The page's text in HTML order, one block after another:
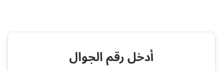
أدخل رقم الجوال